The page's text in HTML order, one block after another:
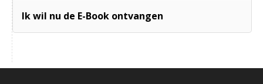
Ik wil nu de E-Book ontvangen